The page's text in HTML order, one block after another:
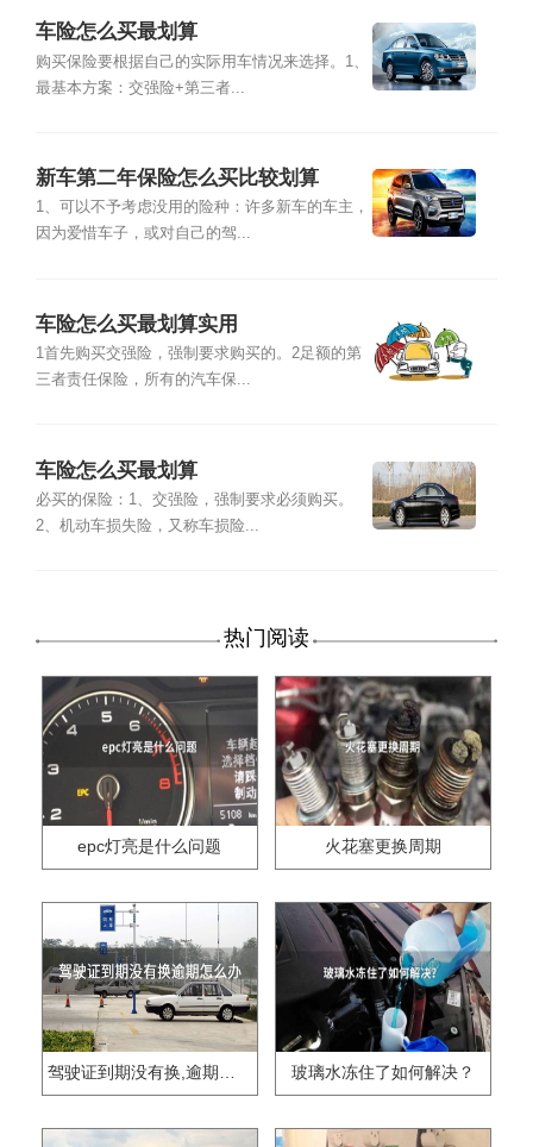
车险怎么买最划算
购买保险要根据自己的实际用车情况来选择。1、
最基本方案：交强险+第三者...
新车第二年保险怎么买比较划算
1、可以不予考虑没用的险种：许多新车的车主，
因为爱惜车子，或对自己的驾...
车险怎么买最划算实用
1首先购买交强险，强制要求购买的。2足额的第
三者责任保险，所有的汽车保...
车险怎么买最划算
必买的保险：1、交强险，强制要求必须购买。
2、机动车损失险，又称车损险...
热门阅读
epc灯亮是什么问题 火花塞更换周期
驾驶证到期没有换,逾期怎么办?? 玻璃水冻住了如何解决？